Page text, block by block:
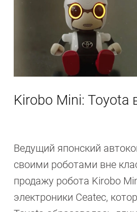
Kirobo Mini: Toyota
Ведущий японский
своими роботами вне
продажу робота Kirobo
электроники Ceatec,